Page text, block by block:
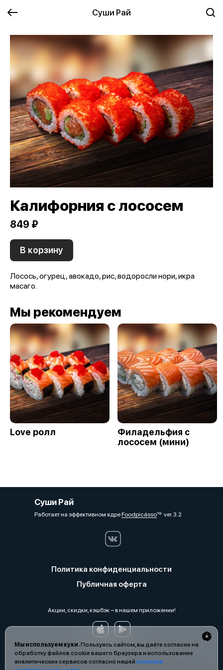
Суши Рай
Мы используем куки.Пользуясь сайтом, вы даёте согласие на
обработку файлов cookie вашего браузера и использование
аналитических сервисов согласно нашей политике
Калифорния с лососем
849 ₽
В корзину
Лосось, огурец, авокадо, рис, водоросли нори, икра
масаго.
Мы рекомендуем
Love ролл
Филадельфия с
лососем (мини)
Суши Рай
Работает на эффективном ядреFoodpicássover. 3.2
Политика конфиденциальности
Публичная оферта
Акции, скидки, кэшбэк − в нашем приложении!